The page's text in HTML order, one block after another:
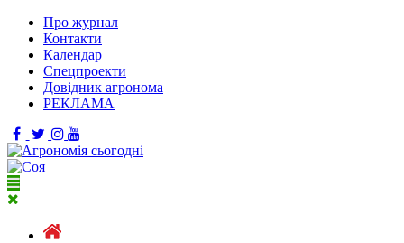
Про журнал
Контакти
Календар
Спецпроекти
Довідник агронома
РЕКЛАМА